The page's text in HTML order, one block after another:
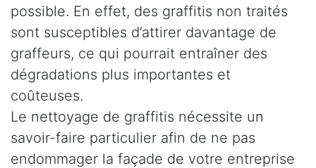
possible. En effet, des graffitis non traités
sont susceptibles d’attirer davantage de
graffeurs, ce qui pourrait entraîner des
dégradations plus importantes et
coûteuses.
Le nettoyage de graffitis nécessite un
savoir-faire particulier afin de ne pas
endommager la façade de votre entreprise